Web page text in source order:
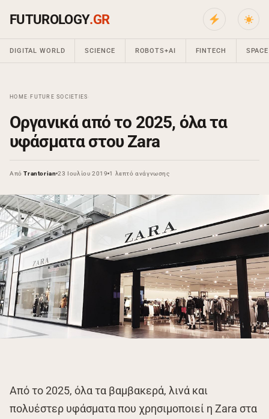
FUTUROLOGY.GR
DIGITAL WORLD SCIENCE ROBOTS+AI FINTECH SPACE
HOME FUTURE SOCIETIES
Οργανικά από το 2025, όλα τα
υφάσματα στου Zara
ΑπόTrantorian 23 Ιουλίου 2019 1 λεπτό ανάγνωσης
Από το 2025, όλα τα βαμβακερά, λινά και
πολυέστερ υφάσματα που χρησιμοποιεί η Zara στα